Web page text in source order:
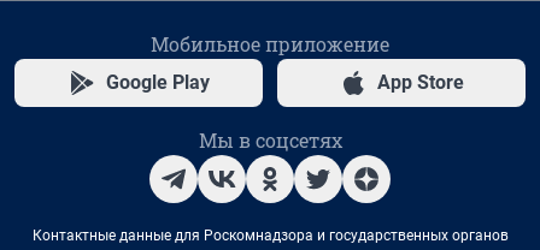
Мобильное приложение
Google Play App Store
Мы в соцсетях
Контактные данные для Роскомнадзора и государственных органов